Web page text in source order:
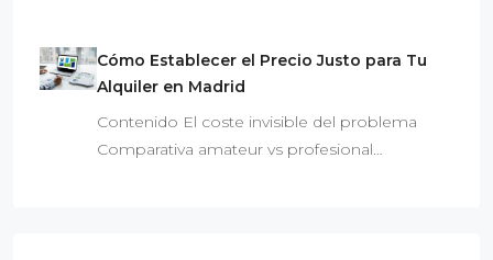
Cómo Establecer el Precio Justo para Tu
Alquiler en Madrid
Contenido El coste invisible del problema
Comparativa amateur vs profesional…